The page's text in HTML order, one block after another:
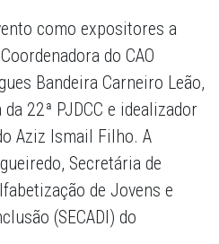
como expositores a
do CAO
Bandeira Carneiro Leão,
22ª PJDCC e idealizador
Aziz Ismail Filho. A
Secretária de
de Jovens e
(SECADI) do